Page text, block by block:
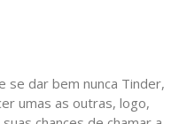
se dar bem nunca Tinder,
umas as outras, logo,